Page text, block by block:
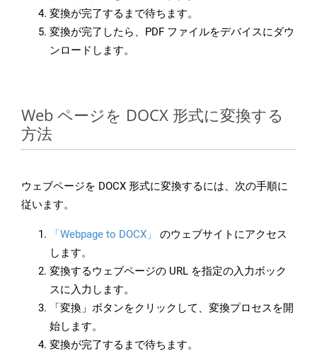
変換が完了するまで待ちます。
変換が完了したら、PDF ファイルをデバイスにダウ
ンロードします。
Web ページを DOCX 形式に変換する
方法
ウェブページを DOCX 形式に変換するには、次の手順に
従います。
「Webpage to DOCX」
のウェブサイトにアクセス
します。
変換するウェブページの URL を指定の入力ボック
スに入力します。
「変換」ボタンをクリックして、変換プロセスを開
始します。
変換が完了するまで待ちます。